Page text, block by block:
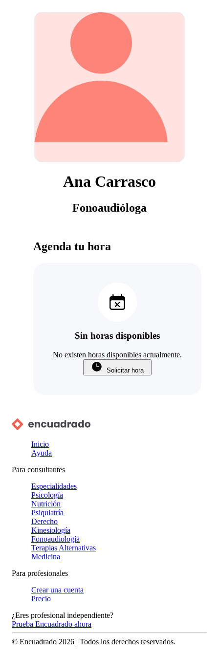
Ana Carrasco
Fonoaudióloga
Agenda tu hora
Sin horas disponibles
No existen horas disponibles actualmente.
Solicitar hora
Inicio
Ayuda
Para consultantes
Especialidades
Psicología
Nutrición
Psiquiatría
Derecho
Kinesiología
Fonoaudiología
Terapias Alternativas
Medicina
Para profesionales
Crear una cuenta
Precio
¿Eres profesional independiente?
Prueba Encuadrado ahora
© Encuadrado 2026 | Todos los derechos reservados.